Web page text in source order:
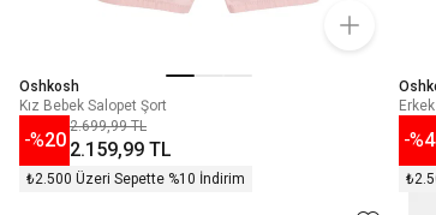
Oshkosh
Kız Bebek Salopet Şort
-%20
2.699,99 TL
2.159,99 TL
₺2.500 Üzeri Sepette %10 İndirim
-%